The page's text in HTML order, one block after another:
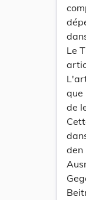
Le
que
de
den